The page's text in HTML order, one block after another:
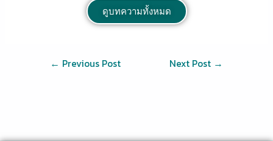
ดูบทความทั้งหมด
← Previous Post Next Post →